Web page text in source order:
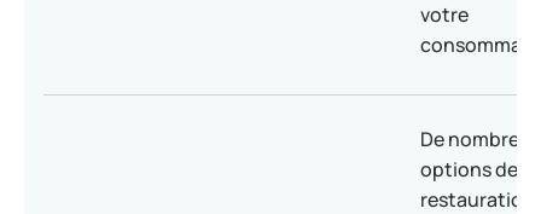
votre
De
options de
restauration